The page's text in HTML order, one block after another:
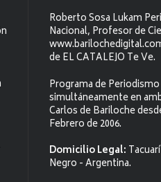
Roberto Sosa Lukam
Nacional, Profesor de
de EL CATALEJO Te Ve.
Programa de
simultáneamente en
Carlos de Bariloche
Febrero de 2006.
Domicilio Legal:
Negro - Argentina.